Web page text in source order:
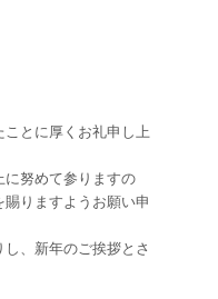
ことに厚くお礼申し上
努めて参りますの
りますようお願い申
、新年のご挨拶とさ